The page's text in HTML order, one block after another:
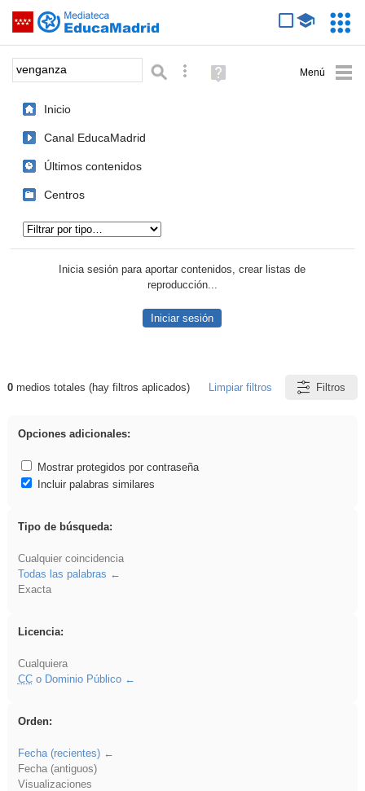
Saltar navegación
Palabra o frase: Búsqueda avanzada
Ayuda
(en
Inicio
Canal EducaMadrid
Últimos contenidos
Centros
Inicia sesión para aportar contenidos, crear listas de
reproducción...
Iniciar sesión
Resultados de: venganza
0medios totales (hay filtros aplicados) Limpiar filtros Filtros
Opciones adicionales:
Mostrar protegidos por contraseña
Incluir palabras similares
Tipo de búsqueda:
Cualquier coincidencia
Todas las palabras
Exacta
Licencia:
Cualquiera
CCo Dominio Público
Orden:
Fecha (recientes)
Fecha (antiguos)
Visualizaciones